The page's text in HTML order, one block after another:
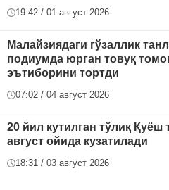
19:42 / 01 август 2026
Малайзиядаги гўзаллик
подиумда юрган товуқ
эътиборини тортди
07:02 / 04 август 2026
20 йил кутилган тўлиқ Қуёш
август ойида кузатилади
18:31 / 03 август 2026